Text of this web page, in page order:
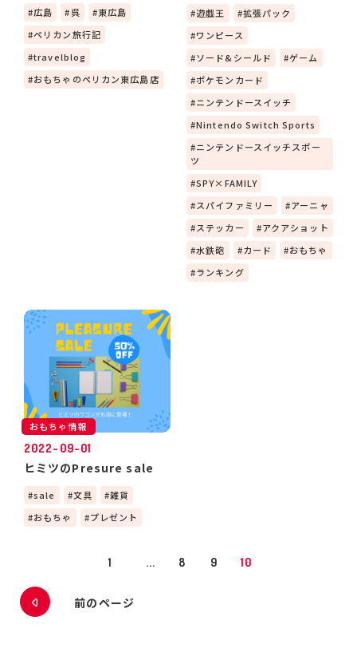
広島 呉
東広島
ペリカン旅行記
travelblog
おもちゃのペリカン東広島店
遊戯王
拡張パック
ワンピース
ソード&シールド
ゲーム
ポケモンカード
ニンテンドースイッチ
Nintendo Switch Sports
ニンテンドースイッチスポー
ツ
SPY×FAMILY
スパイファミリー
アーニャ
ステッカー
アクアショット
水鉄砲
カード
おもちゃ
ランキング
おもちゃ情報
2022-09-01
ヒミツのPresure sale
sale 文具
雑貨
おもちゃ
プレゼント
1
前のページ
... 8 9 10